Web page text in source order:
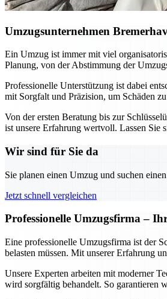
Umzugsunternehmen
Ein Umzug ist immer mit viel
Planung, von der Abstimmung der
Professionelle Unterstützung ist dabei
mit Sorgfalt und Präzision, um Schäden
Von der ersten Beratung bis zur
ist unsere Erfahrung wertvoll. Lassen Sie
Wir sind für Sie da
Sie planen einen Umzug und suchen
Jetzt schnell vergleichen
Professionelle Umzugsfirma –
Eine professionelle Umzugsfirma ist der
belasten müssen. Mit unserer Erfahrung
Unsere Experten arbeiten mit moderner
wird sorgfältig behandelt. So garantieren